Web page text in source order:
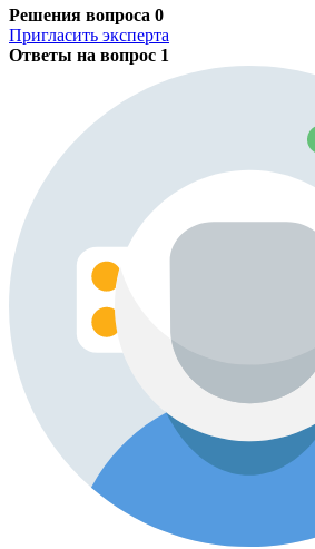
Решения вопроса 0
Пригласить эксперта
Ответы на вопрос 1